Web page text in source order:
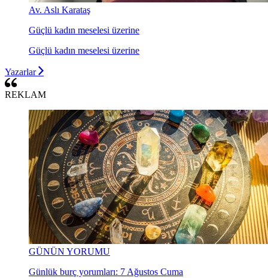
Av. Aslı Karataş
Güçlü kadın meselesi üzerine
Güçlü kadın meselesi üzerine
Yazarlar
REKLAM
GÜNÜN YORUMU
Günlük burç yorumları: 7 Ağustos Cuma